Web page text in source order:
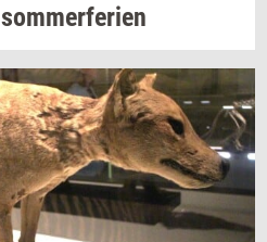
som­mer­fe­ri­en